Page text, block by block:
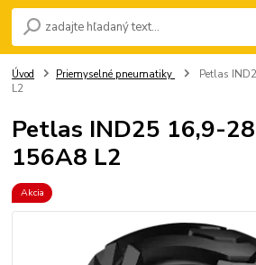
Úvod Priemyselné pneumatiky
Petlas
L2
Petlas IND25 16,9-
156A8 L2
Akcia